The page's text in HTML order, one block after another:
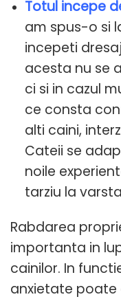
Totul incepe
am spus-o si
incepeti
acesta nu se
ci si in cazul
ce consta
alti caini,
Cateii se
noile
tarziu la
Rabdarea
importanta in
cainilor. In
anxietate